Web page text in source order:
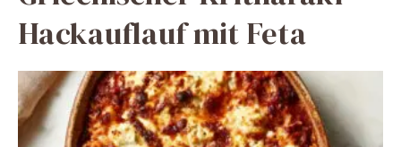
Hackauflauf mit Feta